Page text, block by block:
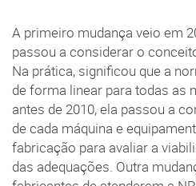
A primeiro mudança veio em
passou a considerar o
Na prática, significou que a
de forma linear para todas as
antes de 2010, ela passou a
de cada máquina e
fabricação para avaliar a
das adequações. Outra